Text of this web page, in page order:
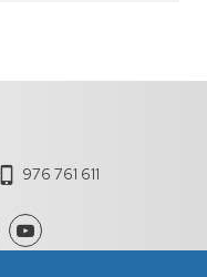
976 761 611